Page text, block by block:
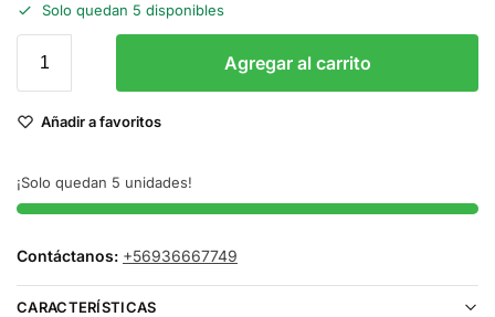
Solo quedan 5 disponibles
Agregar al carrito
Añadir a favoritos
¡Solo quedan 5 unidades!
Contáctanos: +56936667749
CARACTERÍSTICAS